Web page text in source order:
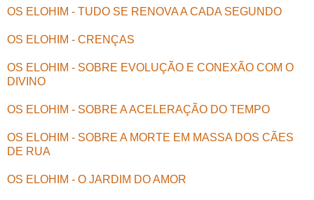
OS ELOHIM - TUDO SE RENOVA A CADA SEGUNDO
OS ELOHIM - CRENÇAS
OS ELOHIM - SOBRE EVOLUÇÃO E CONEXÃO COM O
DIVINO
OS ELOHIM - SOBRE A ACELERAÇÃO DO TEMPO
OS ELOHIM - SOBRE A MORTE EM MASSA DOS CÃES
DE RUA
OS ELOHIM - O JARDIM DO AMOR